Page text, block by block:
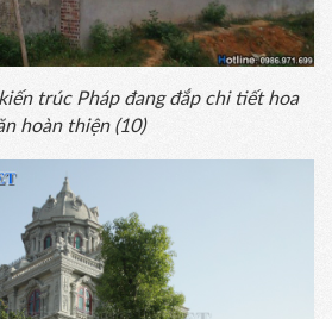
trúc Pháp đang đắp chi tiết hoa
hoàn thiện (10)